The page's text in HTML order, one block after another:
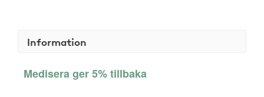
Information
Medisera ger 5% tillbaka